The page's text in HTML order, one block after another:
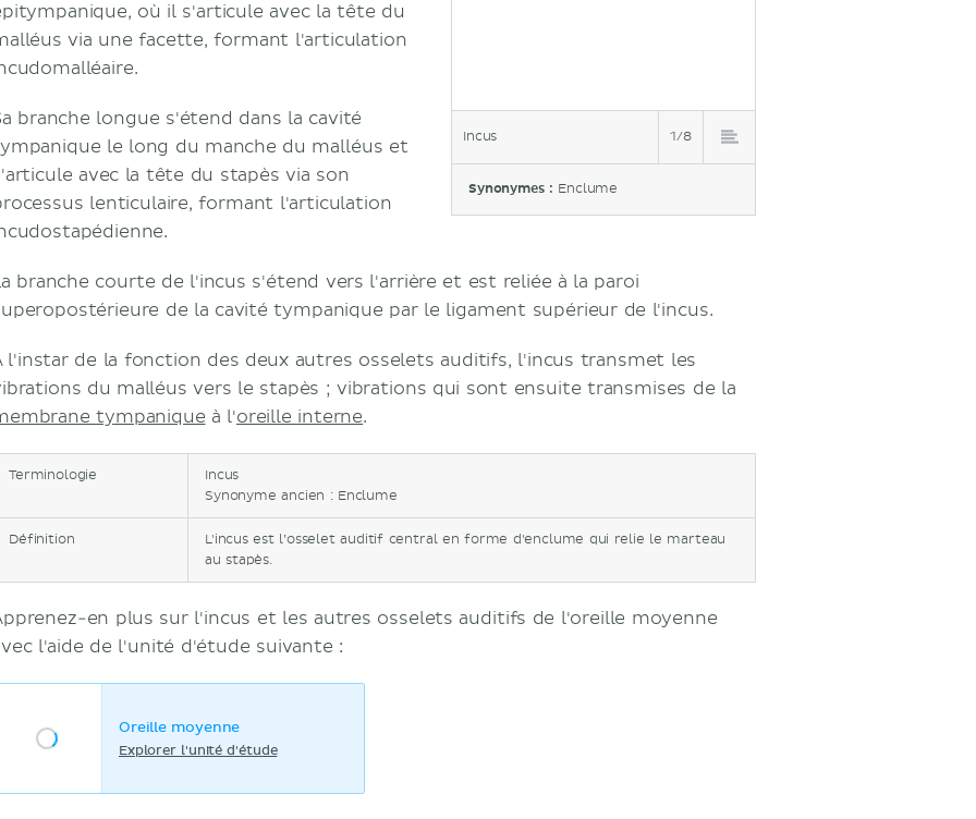
Incus 1/8
Synonymes : Enclume
où il s'articule avec la tête du
via une facette, formant l'articulation
branche longue s'étend dans la cavité
le long du manche du malléus et
avec la tête du stapès via son
lenticulaire, formant l'articulation
branche courte de l'incus s'étend vers l'arrière et est reliée à la paroi
de la cavité tympanique par le ligament supérieur de l'incus.
l'instar de la fonction des deux autres osselets auditifs, l'incus transmet les
du malléus vers le stapès ; vibrations qui sont ensuite transmises de la
tympanique à l'oreille interne.
Terminologie
Incus
Synonyme ancien : Enclume
Définition
L'incus est l’osselet auditif central en forme d'enclume qui relie le marteau
au stapès.
en plus sur l'incus et les autres osselets auditifs de l'oreille moyenne
l'aide de l'unité d'étude suivante :
Oreille moyenne
Explorer l'unité d'étude